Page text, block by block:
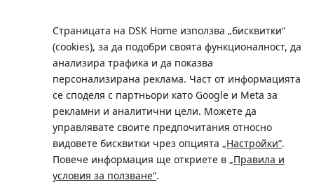
Страницата на DSK Home използва „бисквитки“
(cookies), за да подобри своята функционалност, да
анализира трафика и да показва
персонализирана реклама. Част от информацията
се споделя с партньори като Google и Meta за
рекламни и аналитични цели. Можете да
управлявате своите предпочитания относно
видовете бисквитки чрез опцията „Настройки“.
Повече информация ще откриете в „Правила и
условия за ползване“.
Телефон:
0700 10 375 / *2375
Московска No.19 / ул. Г. Бенковски No. 5, София 1036
SWIFT/BIC: